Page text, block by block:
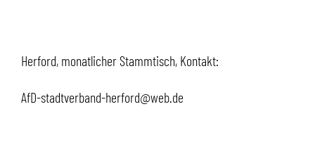
Herford, monatlicher Stammtisch, Kontakt:
AfD-stadtverband-herford@web.de